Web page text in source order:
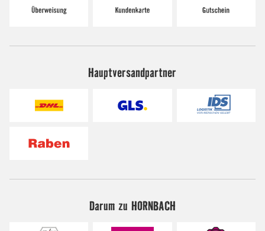
Hauptversandpartner
Darum zu HORNBACH